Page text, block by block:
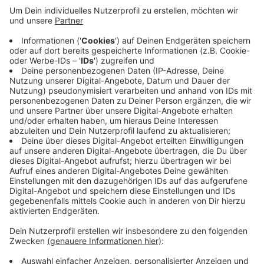
Demnach waren Arbeitnehmer in Krefeld und dem
Kreis Viersen im letzten Jahr im Schnitt mehr als 24
Tage krankgeschrieben. Die häufigsten Gründe für
Krankschreibungen waren landesweit laut BKK
Atemwegserkrankungen, Verletzungen oder
Krankheiten an Muskeln oder dem Skelett. Bei der
BKK versichert sind bei uns am Niederrhein rund 30.000
Menschen - insgesamt leben in Krefeld und dem Kreis
Viersen rund 530.000 Menschen.
Anzeige